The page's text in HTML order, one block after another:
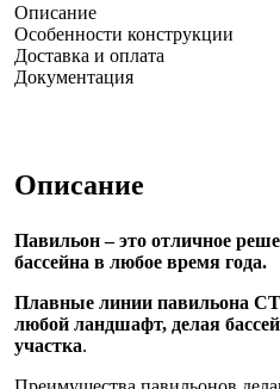
Описание
Особенности конструкции
Доставка и оплата
Документация
Описание
Павильон – это отличное
бассейна в любое время года.
Плавные линии павильона
любой ландшафт, делая
участка.